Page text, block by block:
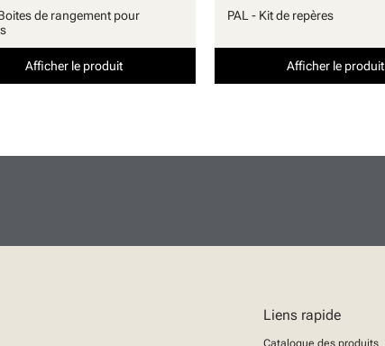
de rangement pour
Afficher le produit
PAL - Kit de repères
Afficher le produit
Liens rapide
Catalogue des produits